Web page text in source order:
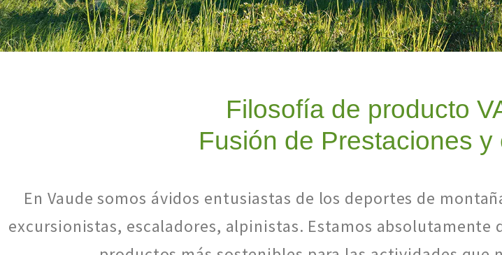
Filosofía de producto
Fusión de Prestaciones y
En Vaude somos ávidos entusiastas de los deportes de
excursionistas, escaladores, alpinistas. Estamos absolutamente